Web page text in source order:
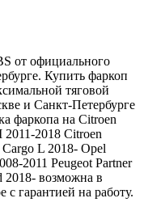
от официального
Купить фаркоп
тяговой
и Санкт-Петербурге
фаркопа на Citroen
2018 Citroen
L 2018- Opel
2011 Peugeot Partner
2018- возможна в
гарантией на работу.